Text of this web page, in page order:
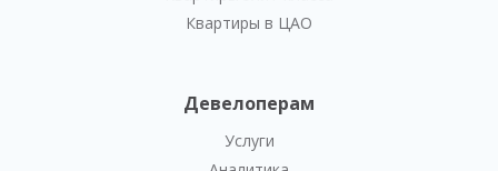
Квартиры в ЦАО
Девелоперам
Услуги